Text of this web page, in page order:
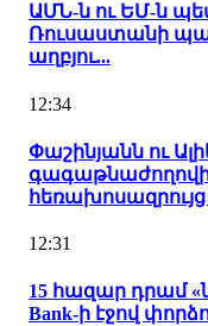
ԱՄՆ-ն ու ԵՄ-ն
Ռուսաստանի
աղբյու...
12:34
Փաշինյանն ու
հեռախոսազրույց
12:31
15 հազար դրամ
Bank-ի էջով